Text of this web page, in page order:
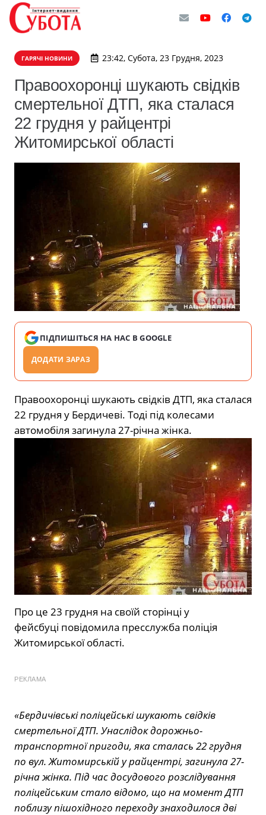
ГАРЯЧІ НОВИНИ 23:42, Субота, 23 Грудня, 2023
Правоохоронці шукають свідків
смертельної ДТП, яка сталася
22 грудня у райцентрі
Житомирської області
ПІДПИШІТЬСЯ НА НАС В GOOGLE
ДОДАТИ ЗАРАЗ
Правоохоронці шукають свідків ДТП, яка сталася
22 грудня у Бердичеві. Тоді під колесами
автомобіля загинула 27-річна жінка.
Про це 23 грудня на своїй сторінці у
фейсбуці повідомила пресслужба поліція
Житомирської області.
РЕКЛАМА
«Бердичівські поліцейські шукають свідків
смертельної ДТП. Унаслідок дорожньо-
транспортної пригоди, яка сталась 22 грудня
по вул. Житомирській у райцентрі, загинула 27-
річна жінка. Під час досудового розслідування
поліцейським стало відомо, що на момент ДТП
поблизу пішохідного переходу знаходилося дві